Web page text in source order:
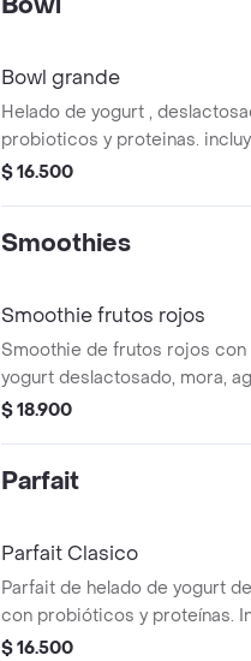
Bowl grande
Helado de yogurt ,
probioticos y proteinas.
1 salsa a elegir.
$ 16.500
Smoothies
Smoothie frutos rojos
Smoothie de frutos rojos con
yogurt deslactosado, mora,
arándanos y fresa. Incluye
$ 18.900
Parfait
Parfait Clasico
Parfait de helado de yogurt
con probióticos y proteínas.
toppings y 1 salsa a elegir.
$ 16.500